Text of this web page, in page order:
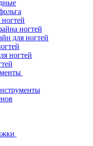
ногтей
для ногтей
ногтей